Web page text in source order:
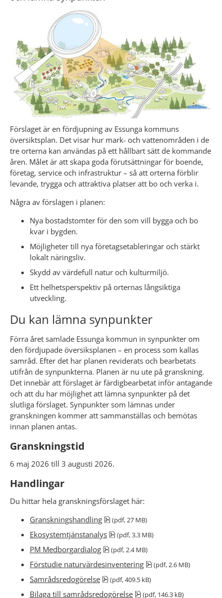
Förslaget är en fördjupning av Essunga kommuns
översiktsplan. Det visar hur mark- och vattenområden i de
tre orterna kan användas på ett hållbart sätt de kommande
åren. Målet är att skapa goda förutsättningar för boende,
företag, service och infrastruktur – så att orterna förblir
levande, trygga och attraktiva platser att bo och verka i.
Några av förslagen i planen:
Nya bostadstomter för den som vill bygga och bo
kvar i bygden.
Möjligheter till nya företagsetableringar och stärkt
lokalt näringsliv.
Skydd av värdefull natur och kulturmiljö.
Ett helhetsperspektiv på orternas långsiktiga
utveckling.
Du kan lämna synpunkter
Förra året samlade Essunga kommun in synpunkter om
den fördjupade översiksplanen – en process som kallas
samråd. Efter det har planen reviderats och bearbetats
utifrån de synpunkterna. Planen är nu ute på granskning.
Det innebär att förslaget är färdigbearbetat inför antagande
och att du har möjlighet att lämna synpunkter på det
slutliga förslaget. Synpunkter som lämnas under
granskningen kommer att sammanställas och bemötas
innan planen antas.
Granskningstid
6 maj 2026 till 3 augusti 2026.
Handlingar
Du hittar hela granskningsförslaget här:
Granskningshandling
pdf, 27 MB.
(pdf, 27 MB)
Ekosystemtjänstanalys pdf, 3.3 MB.
(pdf, 3.3 MB)
PM Medborgardialog pdf, 2.4 MB.
(pdf, 2.4 MB)
Förstudie naturvärdesinventering pdf, 2.6 MB.
(pdf, 2.6 MB)
Samrådsredogörelse pdf, 409.5 kB.
(pdf, 409.5 kB)
Bilaga till samrådsredogörelse pdf, 146.3 kB.
(pdf, 146.3 kB)